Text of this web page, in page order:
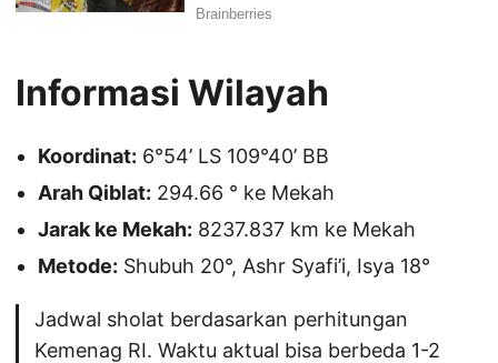
Informasi Wilayah
Koordinat: 6°54’ LS 109°40’ BB
Arah Qiblat: 294.66 ° ke Mekah
Jarak ke Mekah: 8237.837 km ke Mekah
Metode: Shubuh 20°, Ashr Syafi’i, Isya 18°
Jadwal sholat berdasarkan perhitungan
Kemenag RI. Waktu aktual bisa berbeda 1-2